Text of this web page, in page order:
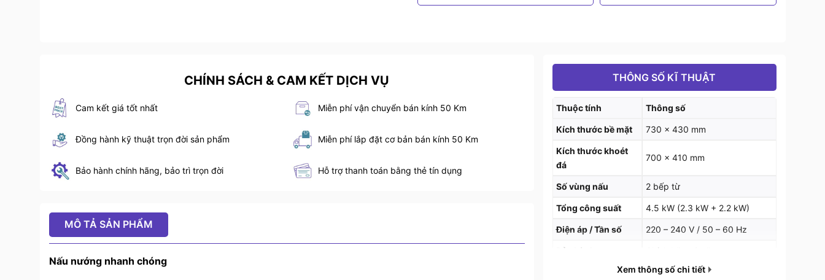
CHÍNH SÁCH & CAM KẾT DỊCH VỤ
Cam kết giá tốt nhất Miễn phí vận chuyển bán kính 50 Km
Đồng hành kỹ thuật trọn đời sản phẩm Miễn phí lắp đặt cơ bản bán kính 50 Km
Bảo hành chính hãng, bảo trì trọn đời Hỗ trợ thanh toán bằng thẻ tín dụng
MÔ TẢ SẢN PHẨM
Nấu nướng nhanh chóng
THÔNG SỐ KĨ THUẬT
Thuộc tính Thông số
Kích thước bề mặt 730 x 430 mm
Kích thước khoét
đá
700 x 410 mm
Số vùng nấu 2 bếp từ
Tổng công suất 4.5 kW (2.3 kW + 2.2 kW)
Điện áp / Tần số 220 – 240 V / 50 – 60 Hz
Bảo hành
Chính hãng 2 năm
Xem thông số chi tiết